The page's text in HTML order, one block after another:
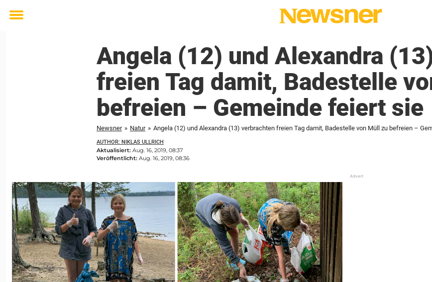
Toggle
Angela (12) und Alexandra
freien Tag damit, Badestelle
befreien – Gemeinde feiert sie
Newsner » Natur » Angela (12) und Alexandra (13) verbrachten freien Tag damit, Badestelle von Müll zu befreien –
AUTHOR: NIKLAS ULLRICH
Aktualisiert: Aug. 16, 2019, 08:37
Veröffentlicht: Aug. 16, 2019, 08:36